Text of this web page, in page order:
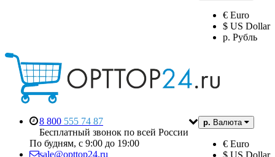
€ Euro
$ US Dollar
р. Рубль
р. Валюта
€ Euro
$ US Dollar
8 800 555 74 87
Бесплатный звонок по всей России
По будням, с 9:00 до 19:00
sale@opttop24.ru